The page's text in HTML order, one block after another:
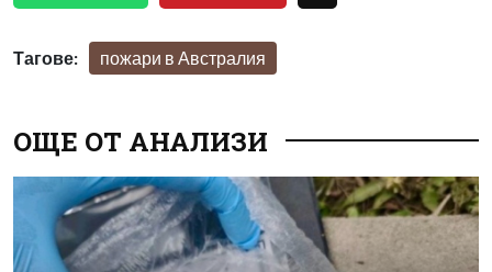
Тагове: пожари в Австралия
ОЩЕ ОТ АНАЛИЗИ